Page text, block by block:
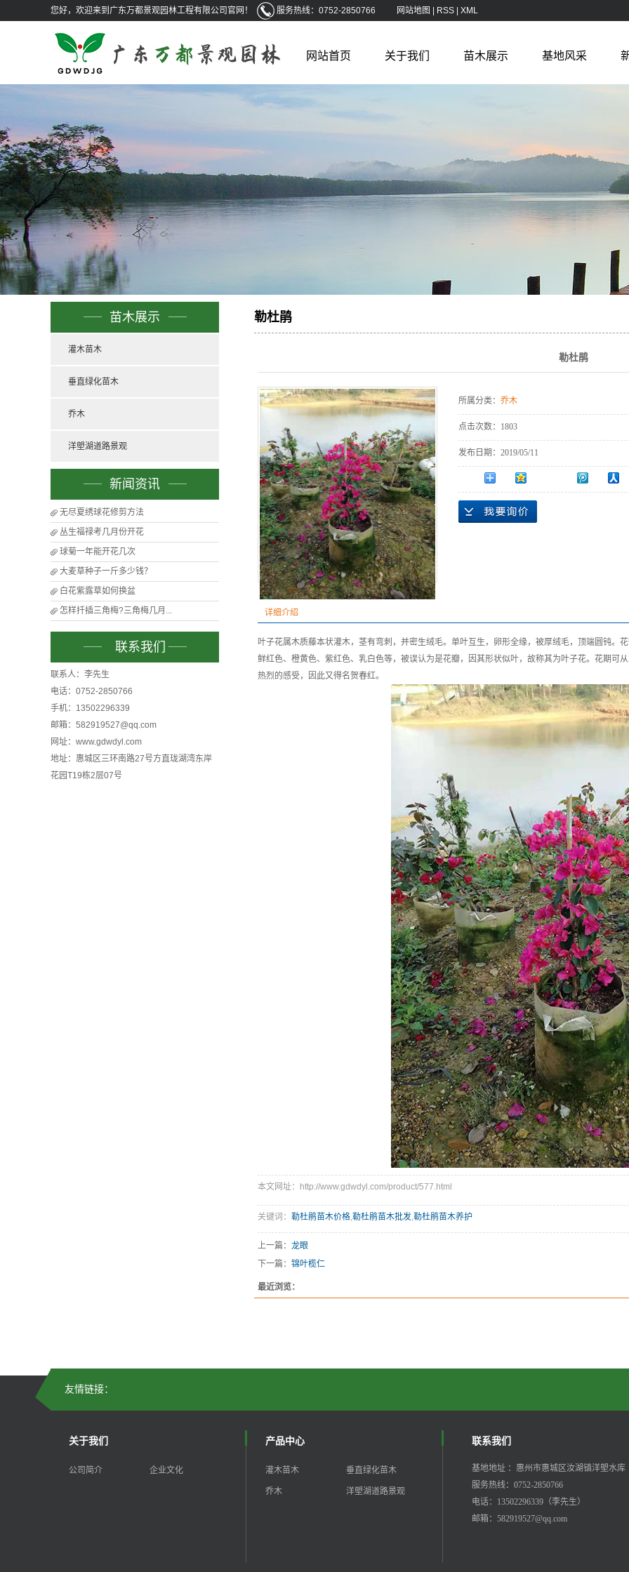
您好，欢迎来到广东万都景观园林工程有限公司官网！ 服务热线：0752-2850766 网站地图 RSS XML
网站首页 关于我们 苗木展示
洋塱湖道路景观
基地风采
苗木展示
灌木苗木
垂直绿化苗木
乔木
洋塱湖道路景观
新闻资讯
无尽夏绣球花修剪方法
丛生福禄考几月份开花
球菊一年能开花几次
大麦草种子一斤多少钱？
白花紫露草如何换盆
怎样扦插三角梅?三角梅几月...
联系我们
联系人：李先生
电话：0752-2850766
手机：13502296339
邮箱：582919527@qq.com
网址：www.gdwdyl.com
地址：惠城区三环南路27号方直珑湖湾东岸
花园T19栋2层07号
勒杜鹃
勒杜鹃
所属分类： 乔木
点击次数： 1803
发布日期： 2019/05/11
详细介绍
叶子花属木质藤本状灌木，茎有弯刺，并密生绒毛。单叶互生，卵形全缘，被厚绒毛，顶端圆钝。
鲜红色、橙黄色、紫红色、乳白色等，被误认为是花瓣，因其形状似叶，故称其为叶子花。花期可
热烈的感受，因此又得名贺春红。
本文网址：http://www.gdwdyl.com/product/577.html
关键词： 勒杜鹃苗木价格,勒杜鹃苗木批发,勒杜鹃苗木养护
上一篇： 龙眼
下一篇： 锦叶榄仁
最近浏览：
友情链接：
关于我们
公司简介 企业文化
产品中心
灌木苗木 垂直绿化苗木
乔木 洋塱湖道路景观
联系我们
基地地址 ：惠州市惠城区汝湖镇洋塱水库
服务热线：0752-2850766
电话：13502296339（李先生）
邮箱：582919527@qq.com